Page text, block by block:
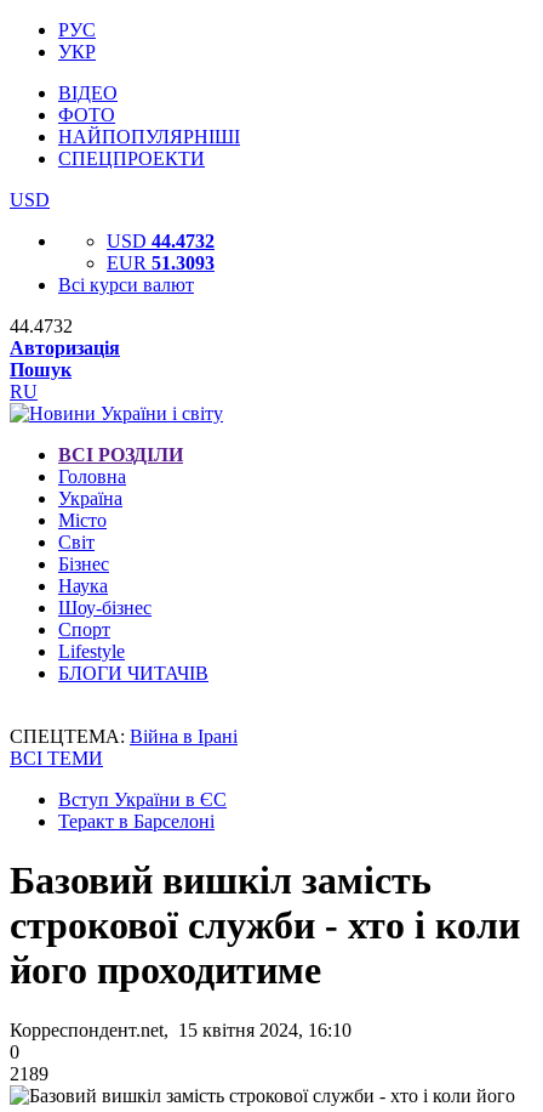
РУС
УКР
ВІДЕО
ФОТО
НАЙПОПУЛЯРНІШІ
СПЕЦПРОЕКТИ
USD
USD 44.4732
EUR 51.3093
Всі курси валют
44.4732
Авторизація
Пошук
RU
ВСІ РОЗДІЛИ
Головна
Україна
Місто
Світ
Бізнес
Наука
Шоу-бізнес
Спорт
Lifestyle
БЛОГИ ЧИТАЧІВ
СПЕЦТЕМА: Війна в Ірані
ВСІ ТЕМИ
Вступ України в ЄС
Теракт в Барселоні
Базовий вишкіл замість
строкової служби - хто і коли
його проходитиме
Корреспондент.net, 15 квітня 2024, 16:10
0
2189